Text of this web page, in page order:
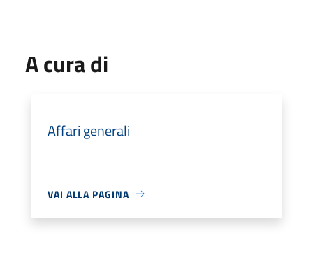
A cura di
Affari generali
VAI ALLA PAGINA